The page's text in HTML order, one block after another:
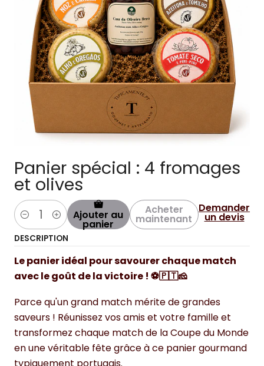
Panier spécial : 4 fromages
et olives
Quantité Ajouter au
panier
Acheter
maintenant
Demander
un devis
DESCRIPTION
Le panier idéal pour savourer chaque match
avec le goût de la victoire ! ⚽🇵🇹🧀
Parce qu'un grand match mérite de grandes
saveurs ! Réunissez vos amis et votre famille et
transformez chaque match de la Coupe du Monde
en une véritable fête grâce à ce panier gourmand